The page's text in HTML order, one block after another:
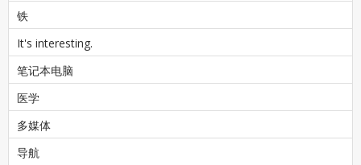
铁
It's interesting.
笔记本电脑
医学
多媒体
导航